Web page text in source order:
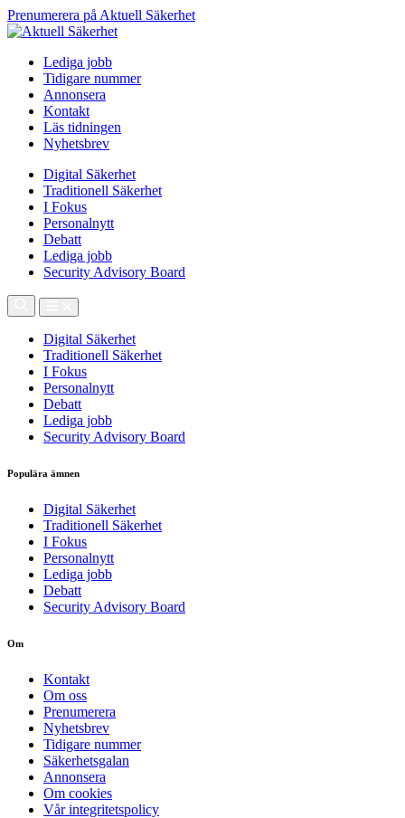
Prenumerera på Aktuell Säkerhet
Lediga jobb
Tidigare nummer
Annonsera
Kontakt
Läs tidningen
Nyhetsbrev
Digital Säkerhet
Traditionell Säkerhet
I Fokus
Personalnytt
Debatt
Lediga jobb
Security Advisory Board
Digital Säkerhet
Traditionell Säkerhet
I Fokus
Personalnytt
Debatt
Lediga jobb
Security Advisory Board
Populära ämnen
Digital Säkerhet
Traditionell Säkerhet
I Fokus
Personalnytt
Lediga jobb
Debatt
Security Advisory Board
Om
Kontakt
Om oss
Prenumerera
Nyhetsbrev
Tidigare nummer
Säkerhetsgalan
Annonsera
Om cookies
Vår integritetspolicy